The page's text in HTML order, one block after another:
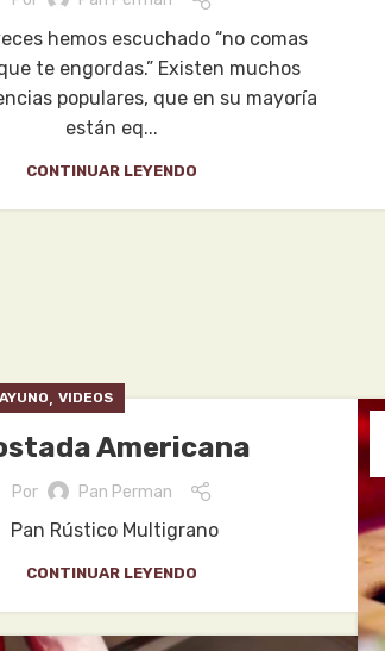
hemos escuchado “no comas
te engordas.” Existen muchos
populares, que en su mayoría
están eq...
CONTINUAR LEYENDO
, VIDEOS
Americana
Por Pan Perman
Pan Rústico Multigrano
CONTINUAR LEYENDO